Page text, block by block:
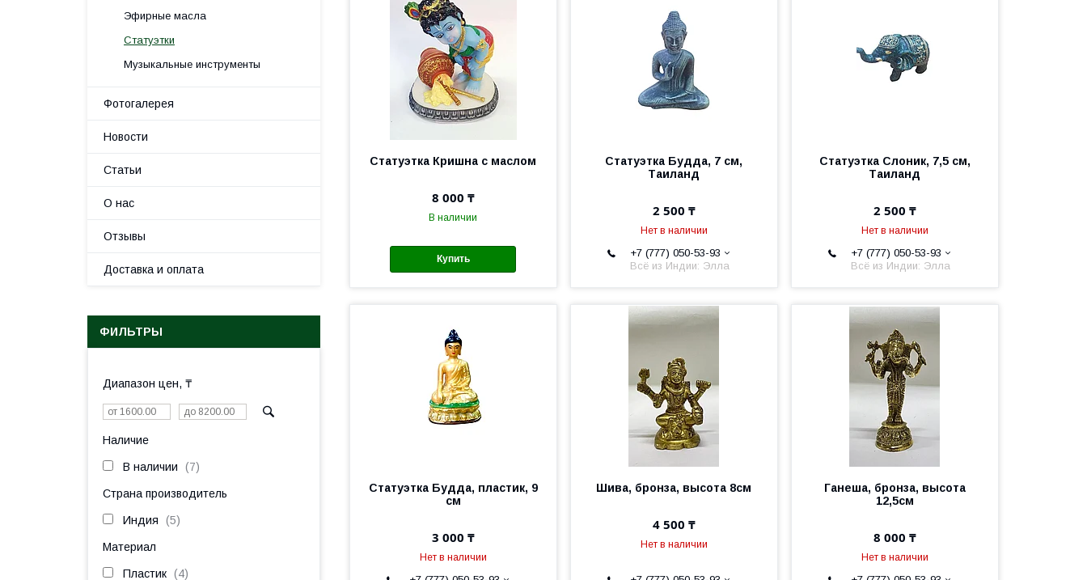
Статуэтка Кришна с маслом
8 000 ₸
В наличии
Купить
Статуэтка Будда, 7 см,
Таиланд
2 500 ₸
Нет в наличии
+7 (777) 050-53-93
Всё из Индии: Элла
Статуэтка Слоник, 7,5 см,
Таиланд
2 500 ₸
Нет в наличии
+7 (777) 050-53-93
Всё из Индии: Элла
Статуэтка Будда, пластик, 9
см
3 000 ₸
Нет в наличии
Шива, бронза, высота 8см
4 500 ₸
Нет в наличии
Ганеша, бронза, высота
12,5см
8 000 ₸
Нет в наличии
Эфирные масла
Статуэтки
Музыкальные инструменты
Фотогалерея
Новости
Статьи
О нас
Отзывы
Доставка и оплата
ФИЛЬТРЫ
Диапазон цен, ₸
Наличие
В наличии 7
Страна производитель
Индия 5
Материал
Пластик 4